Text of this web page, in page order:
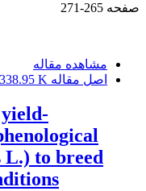
صفحه 265-271
مشاهده مقاله
اصل مقاله 338.95 K
L.) to breed